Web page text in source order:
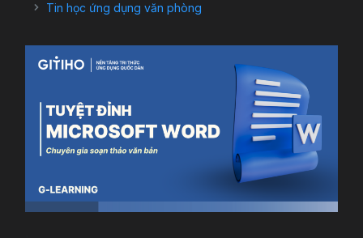
Tin học ứng dụng văn phòng